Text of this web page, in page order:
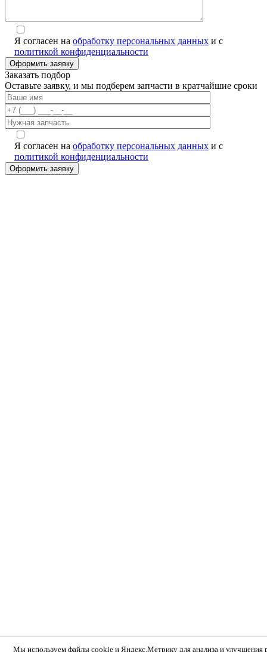
Я согласен на обработку персональных данных и с
политикой конфиденциальности
Заказать подбор
Оставьте заявку, и мы подберем запчасти в кратчайшие сроки
Я согласен на обработку персональных данных и с
политикой конфиденциальности
Мы используем файлы cookie и Яндекс.Метрику для анализа и улучшения